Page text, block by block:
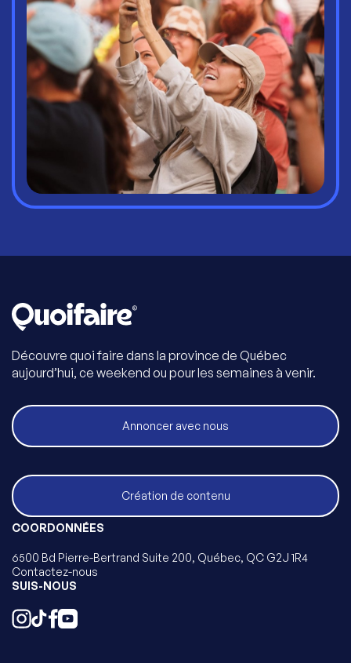
Découvre quoi faire dans la province de Québec
aujourd’hui, ce weekend ou pour les semaines à venir.
Annoncer avec nous
Création de contenu
COORDONNÉES
6500 Bd Pierre-Bertrand Suite 200, Québec, QC G2J 1R4
Contactez-nous
SUIS-NOUS